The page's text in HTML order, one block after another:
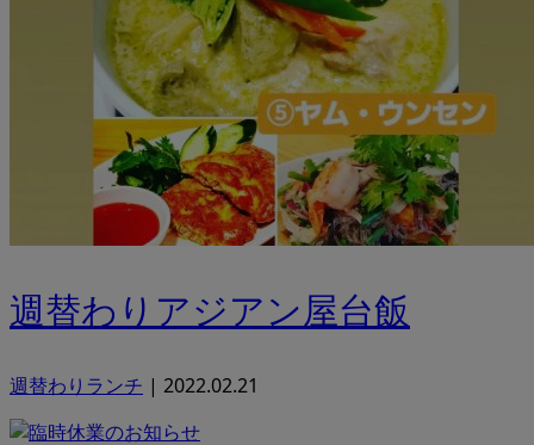
週替わりアジアン屋台飯
週替わりランチ | 2022.02.21